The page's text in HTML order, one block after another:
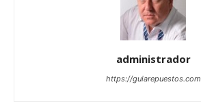
administrador
https://guiarepuestos.com